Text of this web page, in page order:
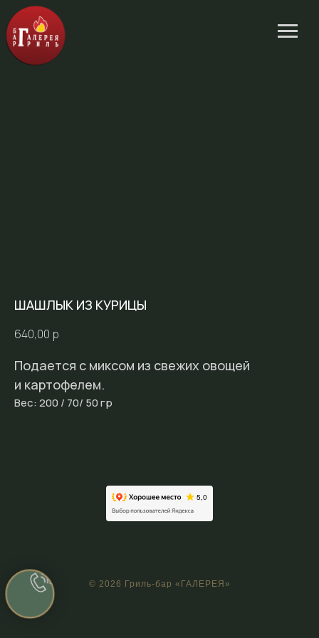
ШАШЛЫК ИЗ КУРИЦЫ
640,00 р
Подается с миксом из свежих овощей
и картофелем.
Вес: 200 / 70/ 50 гр
© 2026 Гриль-бар «ГАЛЕРЕЯ»